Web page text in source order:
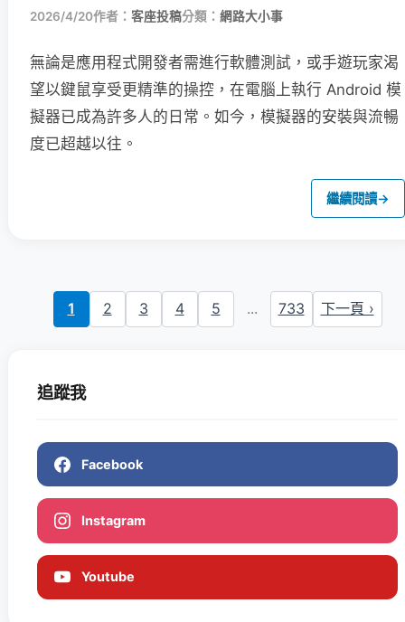
2026/4/20作者： 客座投稿分類： 網路大小事
無論是應用程式開發者需進行軟體測試，或手遊玩家渴
望以鍵鼠享受更精準的操控，在電腦上執行 Android 模
擬器已成為許多人的日常。如今，模擬器的安裝與流暢
度已超越以往。
繼續閱讀→
1 2 3 4 5 ... 733 下一頁 ›
追蹤我
Facebook
Instagram
Youtube